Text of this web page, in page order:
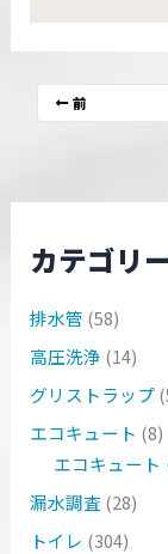
前
カテゴリ
排水管 (58)
高圧洗浄 (14)
グリストラップ
エコキュート (8)
エコキュート
漏水調査 (28)
トイレ (304)